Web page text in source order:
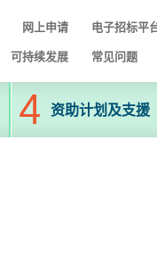
网上申请 电子招标平
可持续发展 常见问题
资助计划及支援